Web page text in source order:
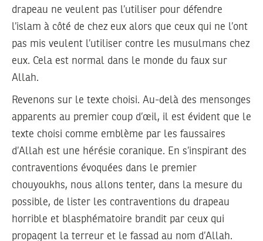
drapeau ne veulent pas l’utiliser pour défendre
l’islam à côté de chez eux alors que ceux qui ne l’ont
pas mis veulent l’utiliser contre les musulmans chez
eux. Cela est normal dans le monde du faux sur
Allah.
Revenons sur le texte choisi. Au-delà des mensonges
apparents au premier coup d’œil, il est évident que le
texte choisi comme emblème par les faussaires
d’Allah est une hérésie coranique. En s’inspirant des
contraventions évoquées dans le premier
chouyoukhs, nous allons tenter, dans la mesure du
possible, de lister les contraventions du drapeau
horrible et blasphématoire brandit par ceux qui
propagent la terreur et le fassad au nom d’Allah.